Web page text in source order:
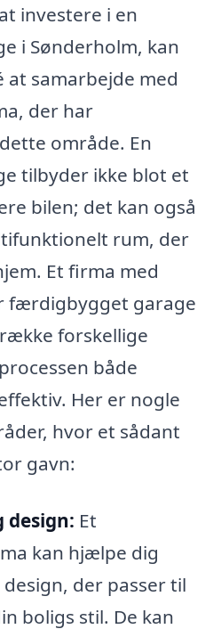
investere i en
i Sønderholm, kan
samarbejde med
der har
område. En
tilbyder ikke blot et
bilen; det kan også
rum, der
Et firma med
færdigbygget garage
forskellige
både
Her er nogle
hvor et sådant
gavn:
design: Et
kan hjælpe dig
der passer til
boligs stil. De kan